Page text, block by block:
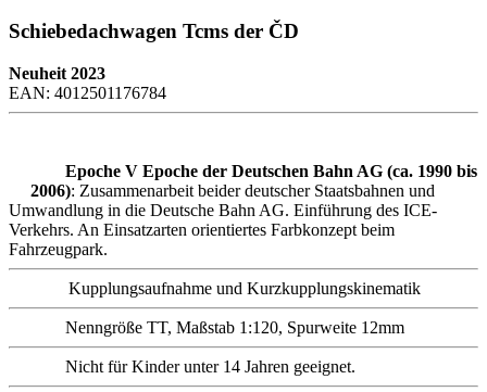
Schiebedachwagen Tcms der ČD
Neuheit 2023
EAN: 4012501176784
Epoche V Epoche der Deutschen Bahn AG (ca. 1990 bis
2006): Zusammenarbeit beider deutscher Staatsbahnen und
Umwandlung in die Deutsche Bahn AG. Einführung des ICE-
Verkehrs. An Einsatzarten orientiertes Farbkonzept beim
Fahrzeugpark.
Kupplungsaufnahme und Kurzkupplungskinematik
Nenngröße TT, Maßstab 1:120, Spurweite 12mm
Nicht für Kinder unter 14 Jahren geeignet.